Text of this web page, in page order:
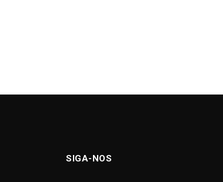
SIGA-NOS